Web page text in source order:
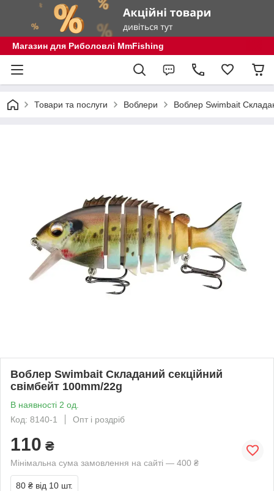
Магазин для Риболовлі MmFishing
Товари та послуги Воблери Воблер Swimbait
Воблер Swimbait Складаний секційний
свімбейт 100mm/22g
В наявності 2 од.
Код: 8140-1
Опт і роздріб
110 ₴
Мінімальна сума замовлення на сайті — 400 ₴
80 ₴ від 10 шт.